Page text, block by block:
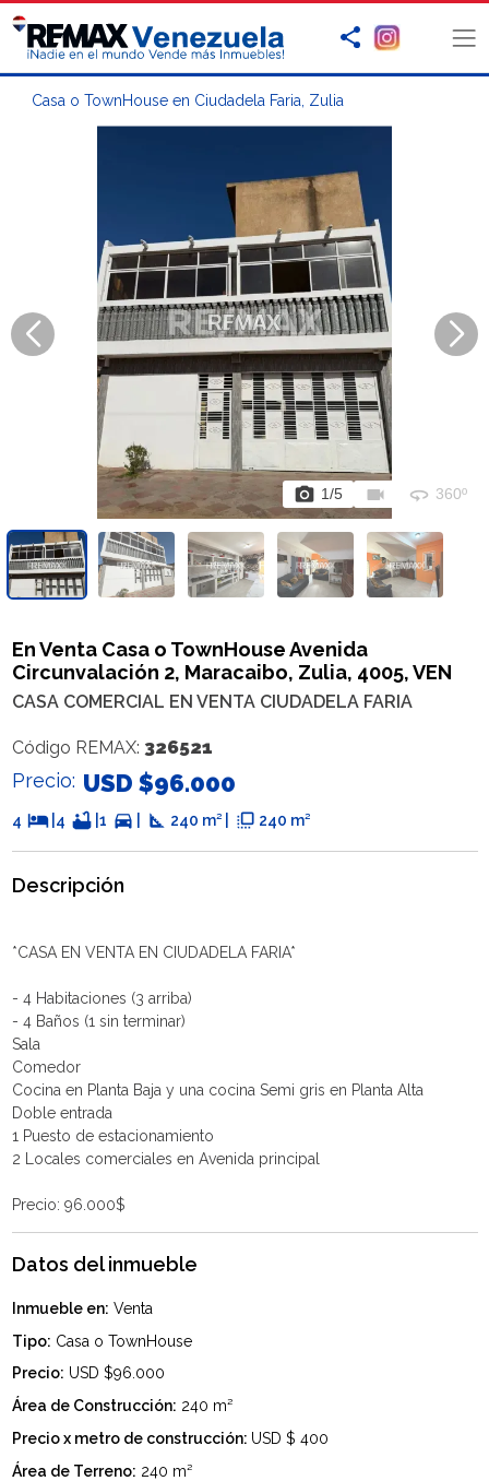
Casa o TownHouse en Ciudadela Faria, Zulia
photo_camera 1/5 videocam 360 360º
En Venta Casa o TownHouse Avenida
Circunvalación 2, Maracaibo, Zulia, 4005, VEN
CASA COMERCIAL EN VENTA CIUDADELA FARIA
Código REMAX: 326521
Precio: USD $96.000
4 hotel 4 bathtub 1 directions_car square_foot 240 m² | flip_to_front 240 m²
Descripción
*CASA EN VENTA EN CIUDADELA FARIA*
- 4 Habitaciones (3 arriba)
- 4 Baños (1 sin terminar)
Sala
Comedor
Cocina en Planta Baja y una cocina Semi gris en Planta Alta
Doble entrada
1 Puesto de estacionamiento
2 Locales comerciales en Avenida principal
Datos del inmueble
Inmueble en: Venta
Tipo: Casa o TownHouse
Precio: USD $96.000
Área de Construcción: 240 m²
Precio x metro de construcción: USD $ 400
Área de Terreno: 240 m²